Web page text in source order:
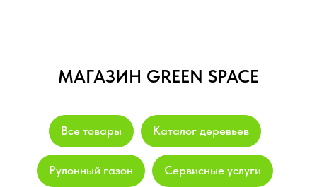
МАГАЗИН GREEN SPACE
Все товары Каталог деревьев
Рулонный газон Сервисные услуги